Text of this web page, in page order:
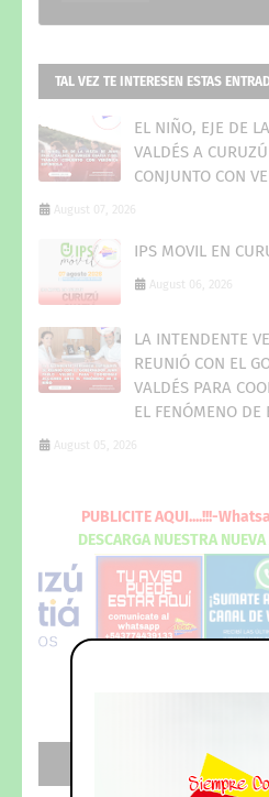
TAL VEZ TE INTERESEN ESTAS
EL NIÑO, EJE DE
VALDÉS A
CONJUNTO CON
August 07, 2026
IPS MOVIL EN
August 06, 2026
LA INTENDENTE
REUNIÓ CON EL
VALDÉS PARA
EL FENÓMENO DE
August 05, 2026
PUBLICITEAQUI....!!!-
DESCARGANUESTRA
REDES